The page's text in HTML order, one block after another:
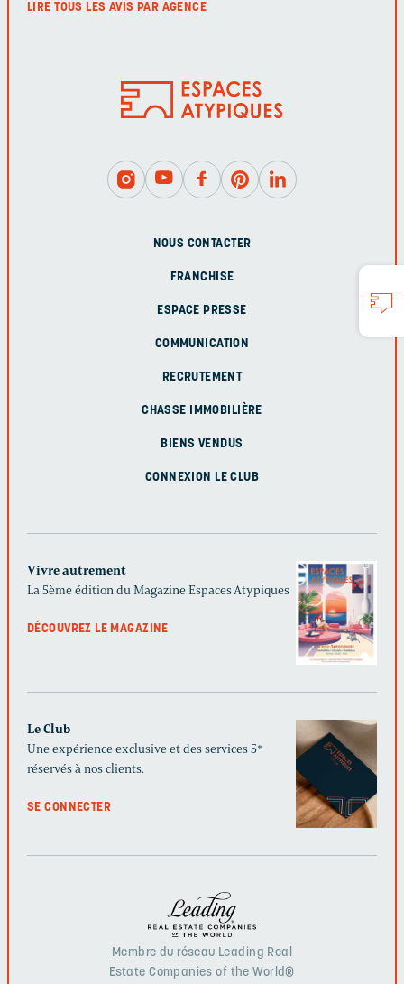
LIRE TOUS LES AVIS PAR AGENCE
NOUS CONTACTER
FRANCHISE
ESPACE PRESSE
COMMUNICATION
RECRUTEMENT
CHASSE IMMOBILIÈRE
BIENS VENDUS
CONNEXION LE CLUB
Vivre autrement
La 5ème édition du Magazine Espaces Atypiques
DÉCOUVREZ LE MAGAZINE
Le Club
Une expérience exclusive et des services 5*
réservés à nos clients.
SE CONNECTER
Membre du réseau Leading Real
Estate Companies of the World®